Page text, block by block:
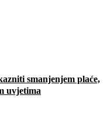
smanjenjem plaće,
uvjetima